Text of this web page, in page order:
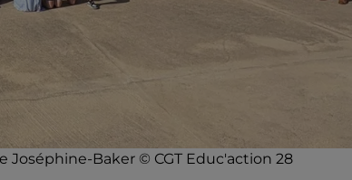
Baker © CGT Educ'action 28